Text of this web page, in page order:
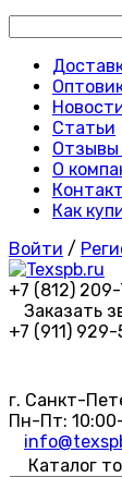
Статьи
Отзывы
О
Как
Войти /
+7 (812)
Заказать
+7 (911) 929-
г. Санкт-
Пн-Пт:
Каталог